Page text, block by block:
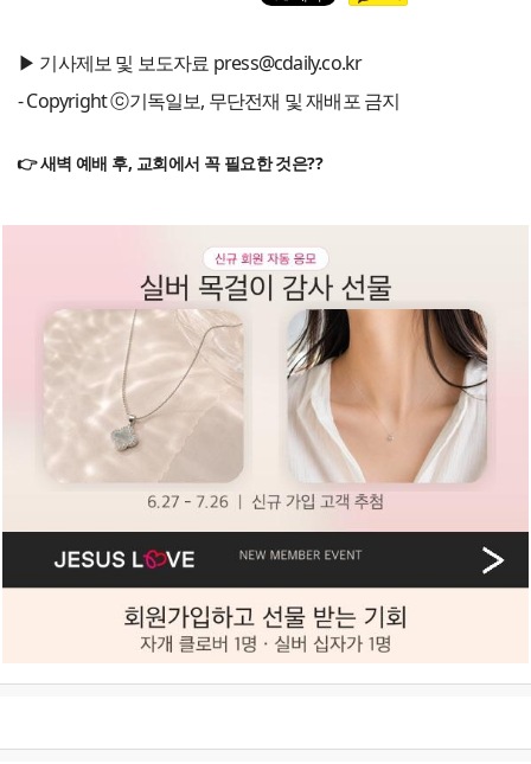
▶ 기사제보 및 보도자료 press@cdaily.co.kr
- Copyright ⓒ기독일보, 무단전재 및 재배포 금지
👉 새벽 예배 후, 교회에서 꼭 필요한 것은??